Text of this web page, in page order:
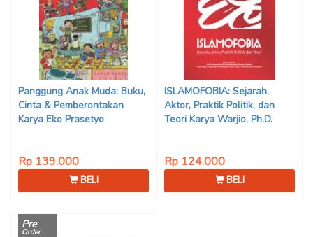
Panggung Anak Muda: Buku,
Cinta & Pemberontakan
Karya Eko Prasetyo
Rp 139.000
BELI
ISLAMOFOBIA: Sejarah,
Aktor, Praktik Politik, dan
Teori Karya Warjio, Ph.D.
Rp 124.000
BELI
Pre
Order